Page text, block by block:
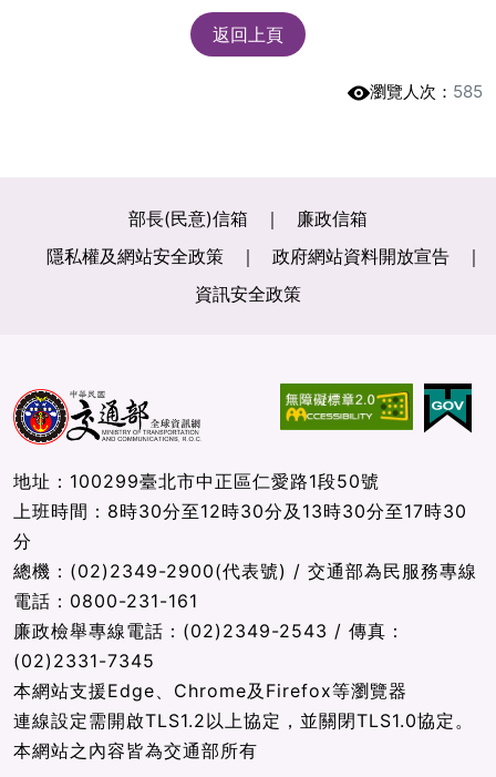
返回上頁
瀏覽人次： 585
部長(民意)信箱
廉政信箱
隱私權及網站安全政策
政府網站資料開放宣告
資訊安全政策
地址：100299臺北市中正區仁愛路1段50號
上班時間：8時30分至12時30分及13時30分至17時30
分
總機：(02)2349-2900(代表號) / 交通部為民服務專線
電話：0800-231-161
廉政檢舉專線電話：(02)2349-2543 / 傳真：
(02)2331-7345
本網站支援Edge、Chrome及Firefox等瀏覽器
連線設定需開啟TLS1.2以上協定，並關閉TLS1.0協定。
本網站之內容皆為交通部所有